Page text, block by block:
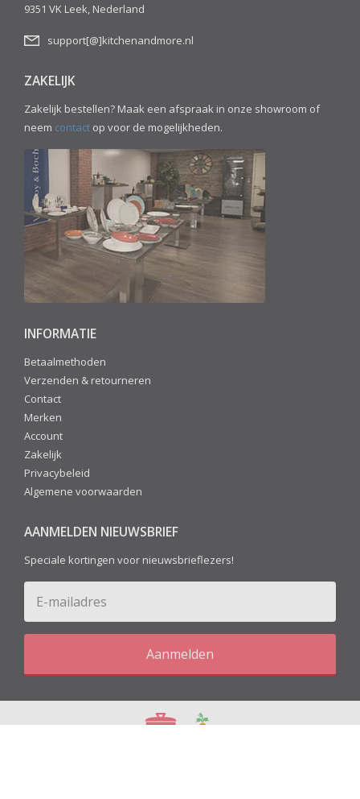
9351 VK Leek, Nederland
support[@]kitchenandmore.nl
ZAKELIJK
Zakelijk bestellen? Maak een afspraak in onze showroom of
neem contact op voor de mogelijkheden.
INFORMATIE
Betaalmethoden
Verzenden & retourneren
Contact
Merken
Account
Zakelijk
Privacybeleid
Algemene voorwaarden
AANMELDEN NIEUWSBRIEF
Speciale kortingen voor nieuwsbrieflezers!
Aanmelden